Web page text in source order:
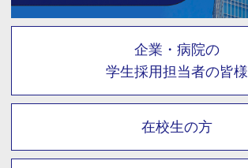
企業・病院の
学生採用担当者の皆様
在校生の方